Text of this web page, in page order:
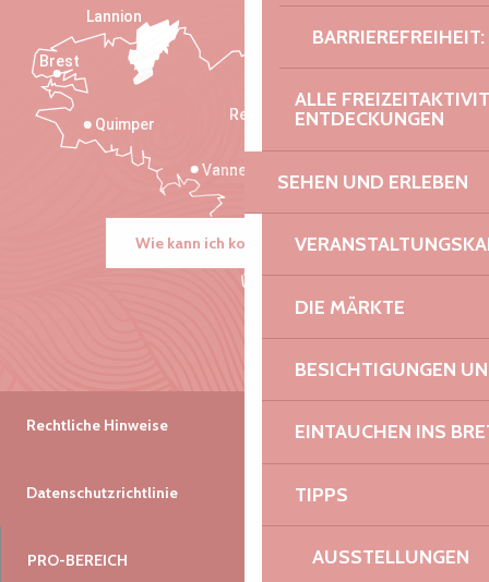
ALLE
ENTDECKUNGEN
SEHEN UND ERLEBEN
DIE MÄRKTE
BESICHTIGUNGEN
EINTAUCHEN INS
TIPPS
AUSSTELLUNGEN
Saint-Malo
Rennes
Vannes
Quimper
Lannion
Brest
Wie kann ich kommen?
Rechtliche Hinweise
Datenschutzrichtlinie
PRO-BEREICH